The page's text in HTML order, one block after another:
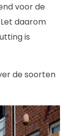
voor de
daarom
is
de soorten